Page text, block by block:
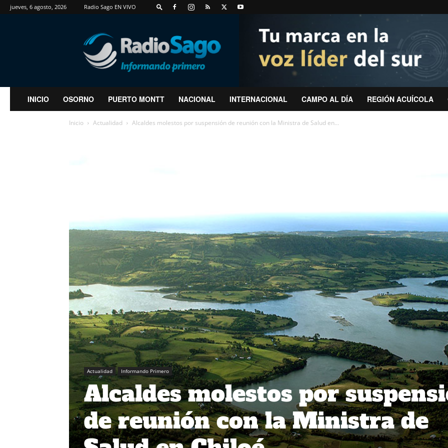
jueves, 6 agosto, 2026 Radio Sago EN VIVO
RadioSago
INICIO OSORNO PUERTO MONTT NACIONAL INTERNACIONAL CAMPO AL DÍA REGIÓN ACUÍCOLA
Inicio Actualidad Alcaldes molestos por suspensión de reunión con la Ministra de Salud en...
Actualidad Informando Primero
Alcaldes molestos por
de reunión con la Ministra de